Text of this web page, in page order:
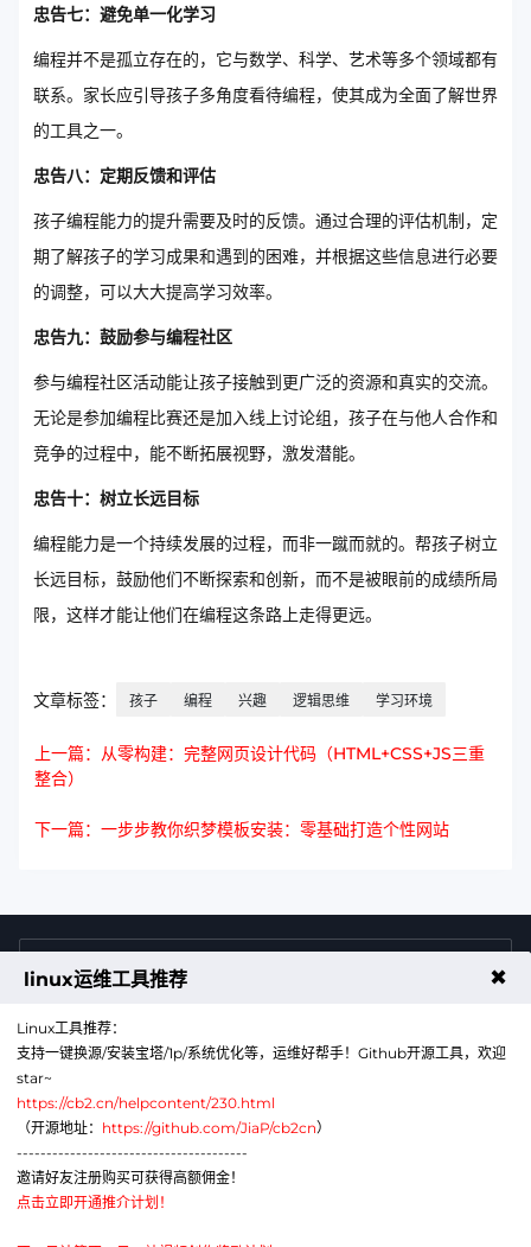
忠告七：避免单一化学习
编程并不是孤立存在的，它与数学、科学、艺术等多个领域都有
联系。家长应引导孩子多角度看待编程，使其成为全面了解世界
的工具之一。
忠告八：定期反馈和评估
孩子编程能力的提升需要及时的反馈。通过合理的评估机制，定
期了解孩子的学习成果和遇到的困难，并根据这些信息进行必要
的调整，可以大大提高学习效率。
忠告九：鼓励参与编程社区
参与编程社区活动能让孩子接触到更广泛的资源和真实的交流。
无论是参加编程比赛还是加入线上讨论组，孩子在与他人合作和
竞争的过程中，能不断拓展视野，激发潜能。
忠告十：树立长远目标
编程能力是一个持续发展的过程，而非一蹴而就的。帮孩子树立
长远目标，鼓励他们不断探索和创新，而不是被眼前的成绩所局
限，这样才能让他们在编程这条路上走得更远。
文章标签： 孩子 编程 兴趣 逻辑思维 学习环境
上一篇：从零构建：完整网页设计代码（HTML+CSS+JS三重
整合）
下一篇：一步步教你织梦模板安装：零基础打造个性网站
售前咨询热线
公众号
linux运维工具推荐 ✖
Linux工具推荐：
支持一键换源/安装宝塔/1p/系统优化等，运维好帮手！Github开源工具，欢迎
star~
https://cb2.cn/helpcontent/230.html
（开源地址： https://github.com/JiaP/cb2cn）
---------------------------------------
邀请好友注册购买可获得高额佣金！
点击立即开通推介计划！